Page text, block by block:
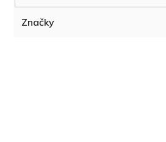
Značky